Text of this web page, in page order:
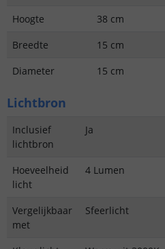
Hoogte
38 cm
Breedte
15 cm
Diameter
15 cm
Lichtbron
Inclusief
lichtbron
Ja
Hoeveelheid
licht
4 Lumen
Vergelijkbaar
met
Sfeerlicht